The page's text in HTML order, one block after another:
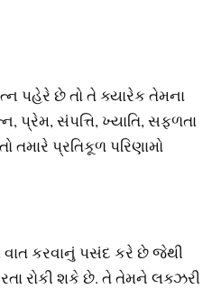
પહેરે છે તો તે ક્યારેક તેમના
પ્રેમ, સંપત્તિ, ખ્યાતિ, સફળતા
તમારે પ્રતિકૂળ પરિણામો
વાત કરવાનું પસંદ કરે છે જેથી
રોકી શકે છે. તે તેમને લક્ઝરી